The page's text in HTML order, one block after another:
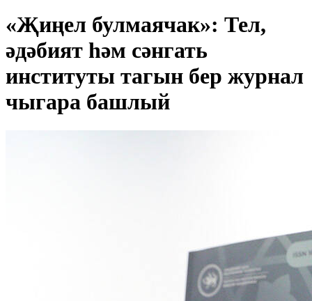
«Җиңел булмаячак»: Тел,
әдәбият һәм сәнгать
институты тагын бер журнал
чыгара башлый